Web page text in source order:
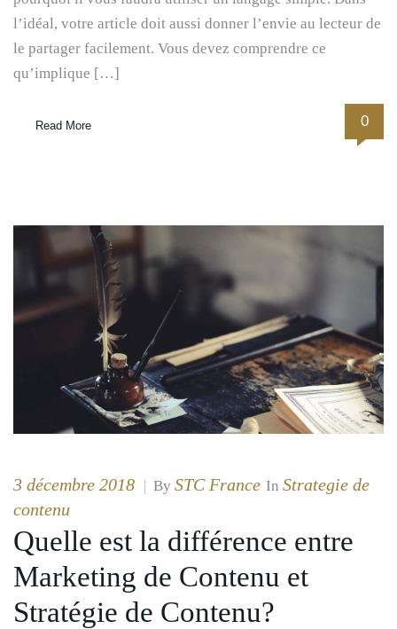
l’idéal, votre article doit aussi donner l’envie au lecteur de
le partager facilement. Vous devez comprendre ce
qu’implique […]
Read More 0
3 décembre 2018 | By STC France In Strategie de
contenu
Quelle est la différence entre
Marketing de Contenu et
Stratégie de Contenu?